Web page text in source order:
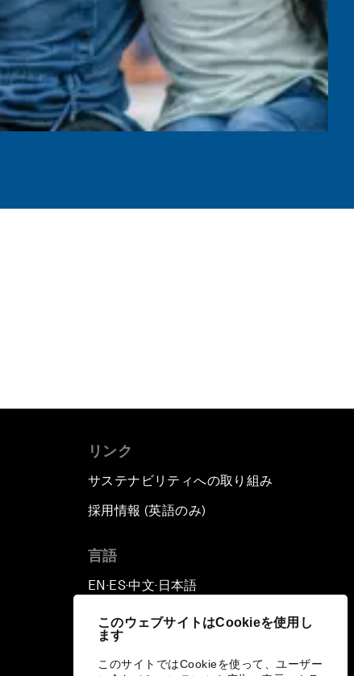
このウェブサイトはCookieを使用し
ます
このサイトではCookieを使って、ユーザー
リンク
サステナビリティへの取り組み
採用情報 (英語のみ)
言語
EN ▪ES▪中文▪ 日本語